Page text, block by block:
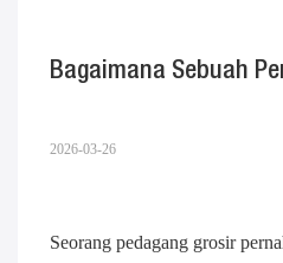
Bagaimana Sebuah
2026-03-26
Seorang pedagang grosir